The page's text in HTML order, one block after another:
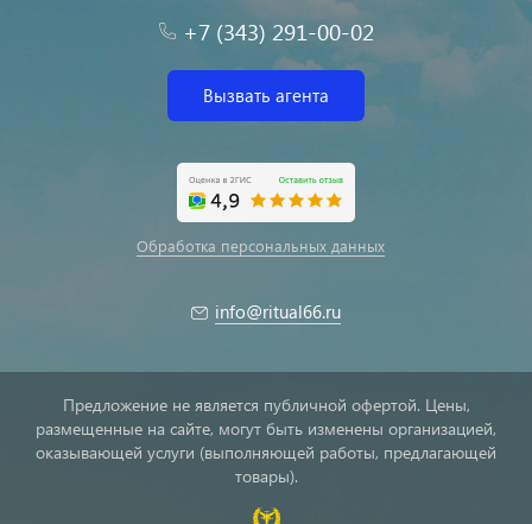
+7 (343) 291-00-02
Вызвать агента
Обработка персональных данных
info@ritual66.ru
Предложение не является публичной офертой. Цены,
размещенные на сайте, могут быть изменены организацией,
оказывающей услуги (выполняющей работы, предлагающей
товары).